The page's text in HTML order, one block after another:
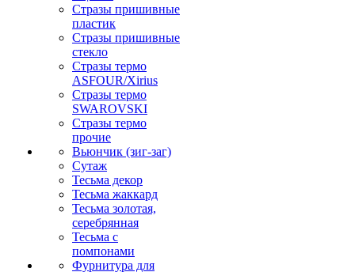
Стразы пришивные
пластик
Стразы пришивные
стекло
Стразы термо
ASFOUR/Xirius
Стразы термо
SWAROVSKI
Стразы термо
прочие
Вьюнчик (зиг-заг)
Сутаж
Тесьма декор
Тесьма жаккард
Тесьма золотая,
серебрянная
Тесьма с
помпонами
Фурнитура для